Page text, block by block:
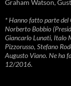
Graham Watson,
* Hanno fatto parte del
Norberto Bobbio
Giancarlo Lunati, Italo
Pizzorusso, Stefano
Augusto Viano. Ne ha
12/2016.